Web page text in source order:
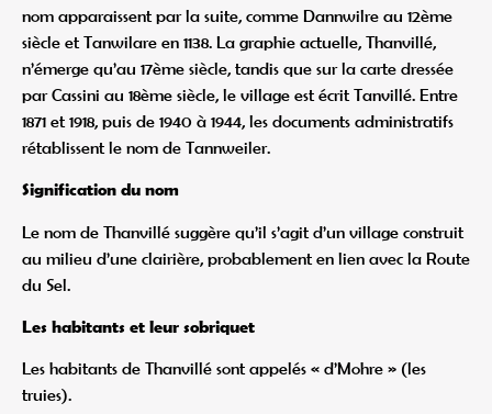
nom apparaissent par la suite, comme Dannwilre au 12ème
siècle et Tanwilare en 1138. La graphie actuelle, Thanvillé,
n’émerge qu’au 17ème siècle, tandis que sur la carte dressée
par Cassini au 18ème siècle, le village est écrit Tanvillé. Entre
1871 et 1918, puis de 1940 à 1944, les documents administratifs
rétablissent le nom de Tannweiler.
Signification du nom
Le nom de Thanvillé suggère qu’il s’agit d’un village construit
au milieu d’une clairière, probablement en lien avec la Route
du Sel.
Les habitants et leur sobriquet
Les habitants de Thanvillé sont appelés « d’Mohre » (les
truies).